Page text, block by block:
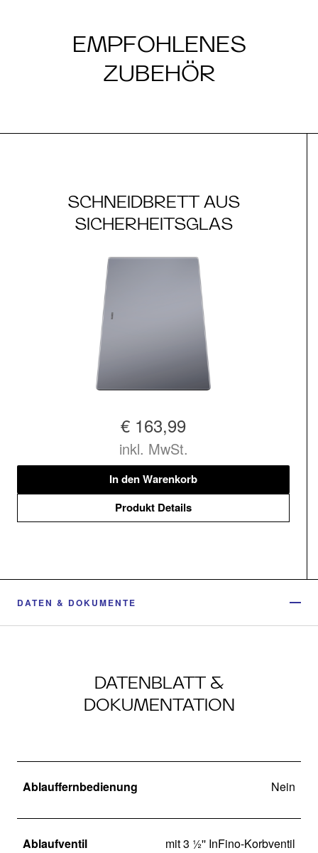
EMPFOHLENES
ZUBEHÖR
SCHNEIDBRETT AUS
SICHERHEITSGLAS
€ 163,99
inkl. MwSt.
In den Warenkorb
Produkt Details
DATEN & DOKUMENTE
DATENBLATT &
DOKUMENTATION
Ablauffernbedienung Nein
Ablaufventil mit 3 ½'' InFino-Korbventil